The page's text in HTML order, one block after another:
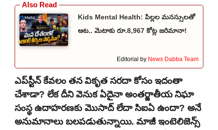
Kids Mental Health: పిల్లల మనస్సులతో
ఆట.. మెటాకు రూ.8,967 కోట్ల జరిమానా!
Editorial by News Dabba Team
ఎప్‌స్టీన్ కేవలం తన వికృత సరదా కోసం ఇదంతా
చేశాడా? లేక దీని వెనుక ఏదైనా అంతర్జాతీయ నిఘా
సంస్థ ఉదాహరణకు మొసాద్ లేదా సిఐఏ ఉందా? అనే
అనుమానాలు బలపడుతున్నాయి. మాజీ ఇంటెలిజెన్స్